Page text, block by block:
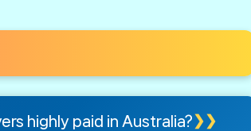
highly paid in Australia?